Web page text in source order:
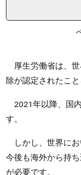
へ
健康・福祉
しごと・産業・
まちづくり
厚生労働省は、世
除が認定されたこ
2021年以降、国
す。
しかし、世界にお
今後も海外から持
が必要です。